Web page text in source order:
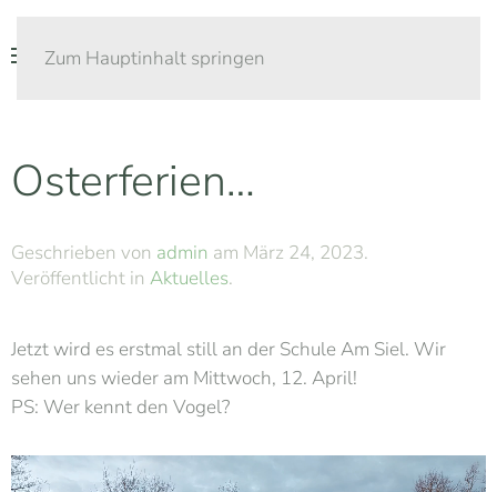
Zum Hauptinhalt springen
Osterferien…
Geschrieben von admin am März 24, 2023.
Veröffentlicht in Aktuelles.
Jetzt wird es erstmal still an der Schule Am Siel. Wir
sehen uns wieder am Mittwoch, 12. April!
PS: Wer kennt den Vogel?